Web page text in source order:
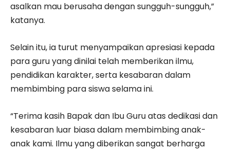
asalkan mau berusaha dengan sungguh-sungguh,”
katanya.
Selain itu, ia turut menyampaikan apresiasi kepada
para guru yang dinilai telah memberikan ilmu,
pendidikan karakter, serta kesabaran dalam
membimbing para siswa selama ini.
“Terima kasih Bapak dan Ibu Guru atas dedikasi dan
kesabaran luar biasa dalam membimbing anak-
anak kami. Ilmu yang diberikan sangat berharga